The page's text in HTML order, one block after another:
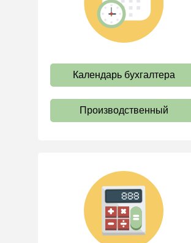
труда
Отпуск и время отдыха
Ответственность и
взыскания
Пенсии
должностные инструкции
Трудовые книжки
Кадровые документы и
образцы
Календарь бухгалтера
Производственный